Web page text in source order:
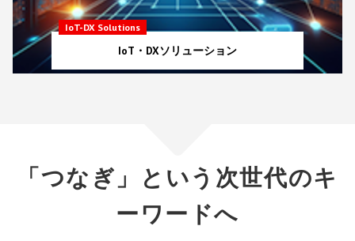
IoT-DX Solutions
IoT・DXソリューション
「つなぎ」という次世代のキ
ーワードへ